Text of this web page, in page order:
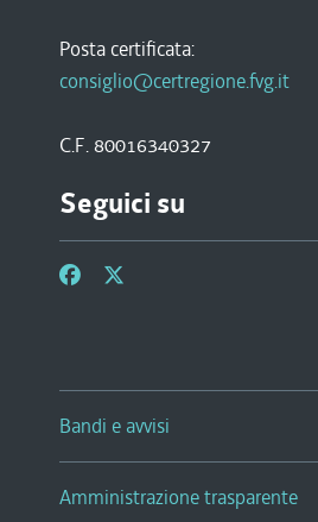
Posta certificata:
consiglio@certregione.fvg.it
C.F. 80016340327
Seguici su
Bandi e avvisi
Amministrazione trasparente